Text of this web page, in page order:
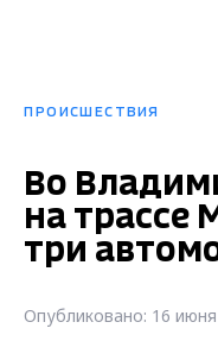
ПРОИСШЕСТВИЯ
Во
на трассе
три
Опубликовано: 16